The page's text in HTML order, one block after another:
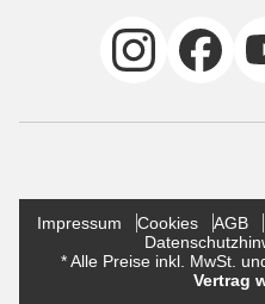
Impressum Cookies AGB
* Alle Preise inkl. MwSt.
Vertrag